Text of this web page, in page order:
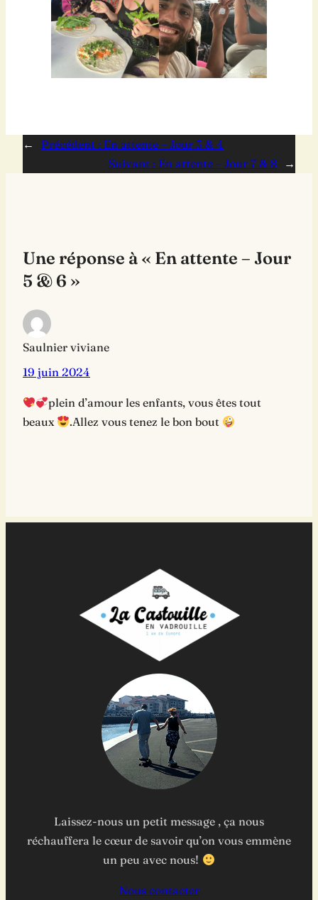
← Précédent : En attente – Jour 3 & 4
Suivant : En attente – Jour 7 & 8 →
Une réponse à « En attente – Jour
5 & 6 »
Saulnier viviane
19 juin 2024
plein d’amour les enfants, vous êtes tout
beaux
.Allez vous tenez le bon bout
Laissez-nous un petit message , ça nous
réchauffera le cœur de savoir qu’on vous emmène
un peu avec nous!
Nous contacter